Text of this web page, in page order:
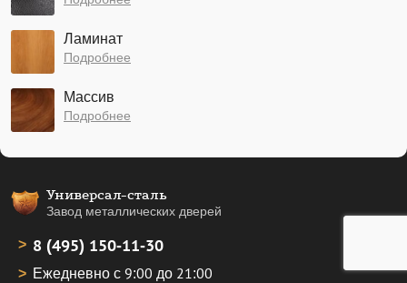
Ламинат
Подробнее
Массив
Подробнее
Универсал-сталь
Завод металлических дверей
8 (495) 150-11-30
Ежедневно с 9:00 до 21:00